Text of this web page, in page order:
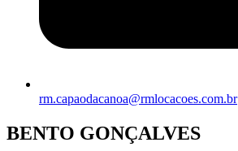
rm.capaodacanoa@rmlocacoes.com.br
BENTO GONÇALVES